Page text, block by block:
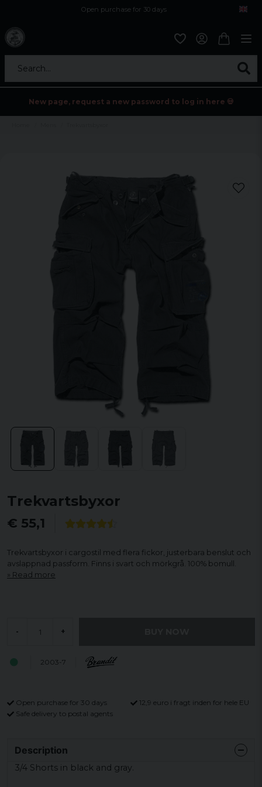
Open purchase for 30 days
Search...
New page, request a new password to log in here 💀
Trekvartsbyxor
€ 55,1
Trekvartsbyxor i cargostil med flera fickor, justerbara benslut och
avslappnad passform. Finns i svart och mörkgrå. 100% bomull.
Read more
- +
2003-7
Open purchase for 30 days
12,9 euro i fragt inden for hele EU
Safe delivery to postal agents
Description
3/4 Shorts in black and gray.